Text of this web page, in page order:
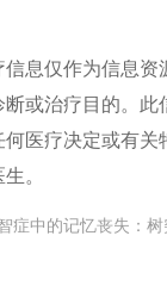
信息仅作为信息资
或治疗目的。此
医疗决定或有关
。
症中的记忆丧失：树